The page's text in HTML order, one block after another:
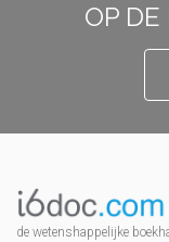
OP
de wetenshappelijke